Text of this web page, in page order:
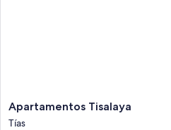
Características de la habitación
Apartamentos
Tisalaya
Apartamentos Tisalaya
Tías